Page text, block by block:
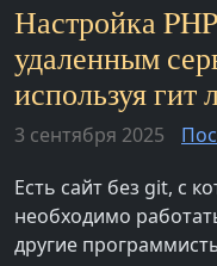
Настройка
удаленным
используя гит
3 сентября 2025
Есть сайт без git, с
необходимо
другие